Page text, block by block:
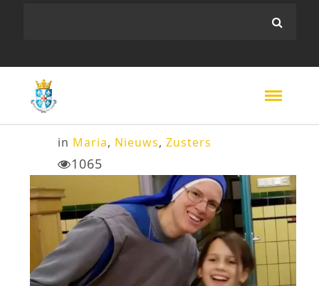
in Maria, Nieuws,Zusters
1065